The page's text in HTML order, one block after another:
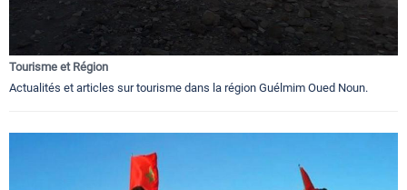
Tourisme et Région
Actualités et articles sur tourisme dans la région Guélmim Oued Noun.